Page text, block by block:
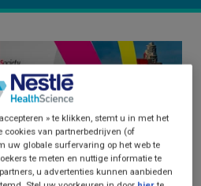
» te klikken, stemt u in met het
cookies van partnerbedrijven (of
uw globale surfervaring op het web te
te meten en nuttige informatie te
u advertenties kunnen aanbieden